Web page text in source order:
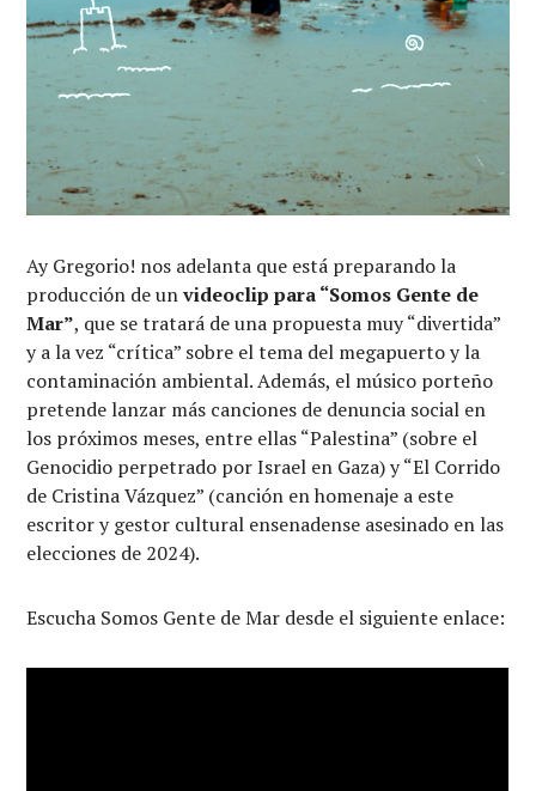
Ay Gregorio! nos adelanta que está preparando la
producción de unvideoclip para “Somos Gente de
Mar”, que se tratará de una propuesta muy “divertida”
y a la vez “crítica” sobre el tema del megapuerto y la
contaminación ambiental. Además, el músico porteño
pretende lanzar más canciones de denuncia social en
los próximos meses, entre ellas “Palestina” (sobre el
Genocidio perpetrado por Israel en Gaza) y “El Corrido
de Cristina Vázquez” (canción en homenaje a este
escritor y gestor cultural ensenadense asesinado en las
elecciones de 2024).
Escucha Somos Gente de Mar desde el siguiente enlace: